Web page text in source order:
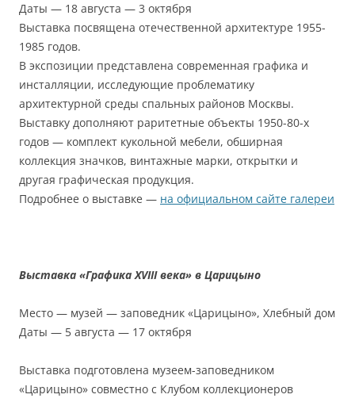
Даты — 18 августа — 3 октября
Выставка посвящена отечественной архитектуре 1955-
1985 годов.
В экспозиции представлена современная графика и
инсталляции, исследующие проблематику
архитектурной среды спальных районов Москвы.
Выставку дополняют раритетные объекты 1950-80-х
годов — комплект кукольной мебели, обширная
коллекция значков, винтажные марки, открытки и
другая графическая продукция.
Подробнее о выставке — на официальном сайте галереи
Выставка «Графика XVIII века» в Царицыно
Место — музей — заповедник «Царицыно», Хлебный дом
Даты — 5 августа — 17 октября
Выставка подготовлена музеем-заповедником
«Царицыно» совместно с Клубом коллекционеров